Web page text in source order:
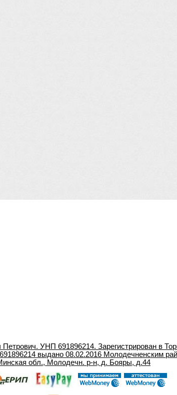
УНП 691896214. Зарегистрирован в
выдано 08.02.2016 Молодечненским
обл., Молодечн. р-н, д. Бояры, д.44